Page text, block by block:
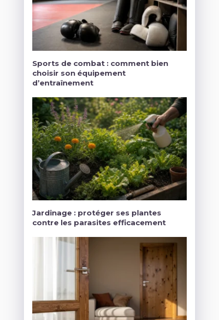
Sports de combat : comment bien
choisir son équipement
d’entraînement
Jardinage : protéger ses plantes
contre les parasites efficacement